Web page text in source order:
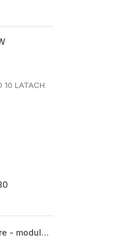
10 LATACH
Termostat ViCare - modulacja